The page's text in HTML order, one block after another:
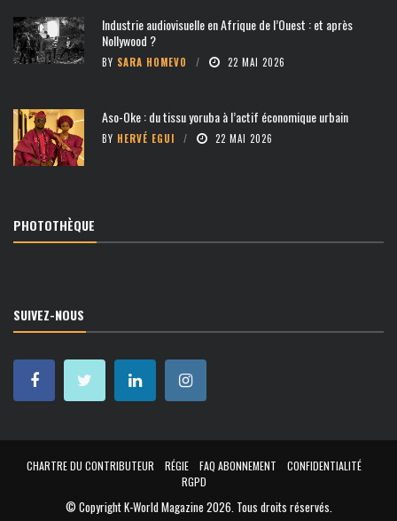
Industrie audiovisuelle en Afrique de l’Ouest : et après
Nollywood ?
BY SARA HOMEVO 22 MAI 2026
Aso-Oke : du tissu yoruba à l’actif économique urbain
BY HERVÉ EGUI 22 MAI 2026
PHOTOTHÈQUE
SUIVEZ-NOUS
CHARTRE DU CONTRIBUTEUR RÉGIE FAQ ABONNEMENT
CONFIDENTIALITÉ
RGPD
© CopyrightK-World Magazine 2026 . Tous droits réservés.